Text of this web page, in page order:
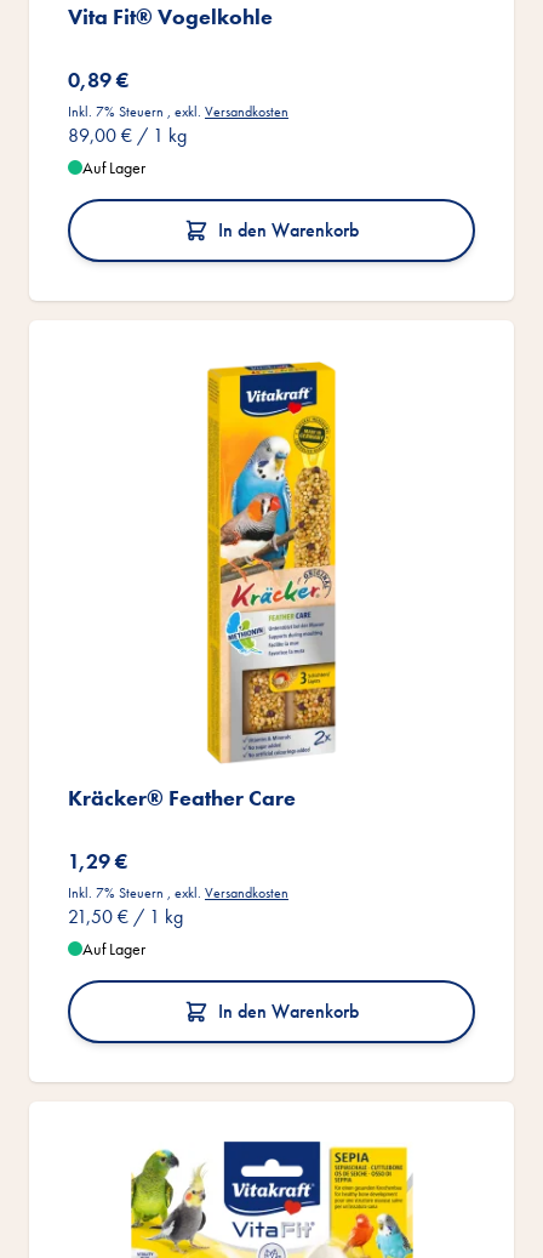
Vita Fit® Vogelkohle
0,89 €
Inkl. 7% Steuern , exkl. Versandkosten
89,00 € / 1 kg
Auf Lager
In den Warenkorb
Kräcker® Feather Care
1,29 €
Inkl. 7% Steuern , exkl. Versandkosten
21,50 € / 1 kg
Auf Lager
In den Warenkorb